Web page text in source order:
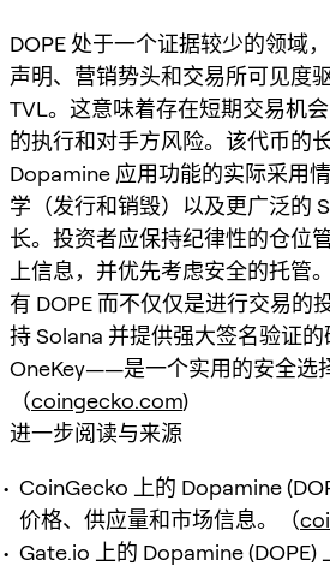
DOPE 处于一个证据较少的领域
声明、营销势头和交易所可见度
TVL。这意味着存在短期交易机
的执行和对手方风险。该代币的
Dopamine 应用功能的实际采用
学（发行和销毁）以及更广泛的
长。投资者应保持纪律性的仓位
上信息，并优先考虑安全的托管
有 DOPE 而不仅仅是进行交易的
持 Solana 并提供强大签名验证
OneKey——是一个实用的安全选
（coingecko.com)
进一步阅读与来源
CoinGecko 上的 Dopamine
价格、供应量和市场信息。（
Gate.io 上的 Dopamine (DOPE)